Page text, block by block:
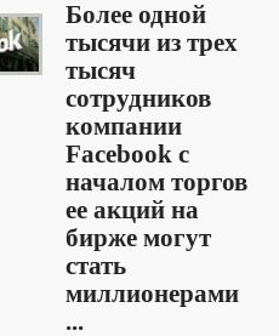
Более одной
тысячи из трех
тысяч
сотрудников
компании
Facebook с
началом торгов
ее акций на
бирже могут
стать
миллионерами
...